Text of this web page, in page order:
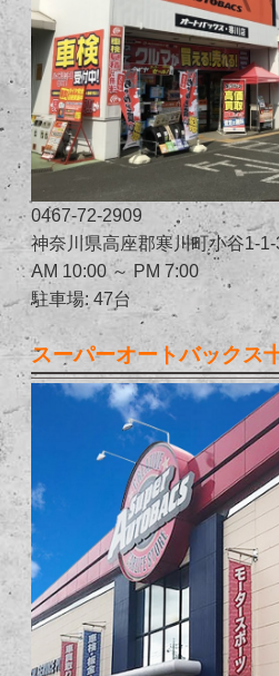
0467-72-2909
神奈川県高座郡寒川町小谷1-
AM 10:00 ～ PM 7:00
駐車場: 47台
スーパーオートバックス